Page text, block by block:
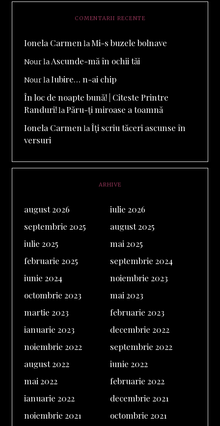
COMENTARII RECENTE
Ionela Carmen laMi-s buzele bolnave
Nourla Ascunde-mă în ochii tăi
NourlaIubire… n-ai chip
În loc de noapte bună! | Citeste Printre
Randuri! laPăru-ți miroase a toamnă
Ionela Carmen laÎți scriu tăceri ascunse în
versuri
ARHIVE
august 2026
iulie 2026
septembrie 2025
august 2025
iulie 2025
mai 2025
februarie 2025
septembrie 2024
iunie 2024
noiembrie 2023
octombrie 2023
mai 2023
martie 2023
februarie 2023
ianuarie 2023
decembrie 2022
noiembrie 2022
septembrie 2022
august 2022
iunie 2022
mai 2022
februarie 2022
ianuarie 2022
decembrie 2021
noiembrie 2021
octombrie 2021